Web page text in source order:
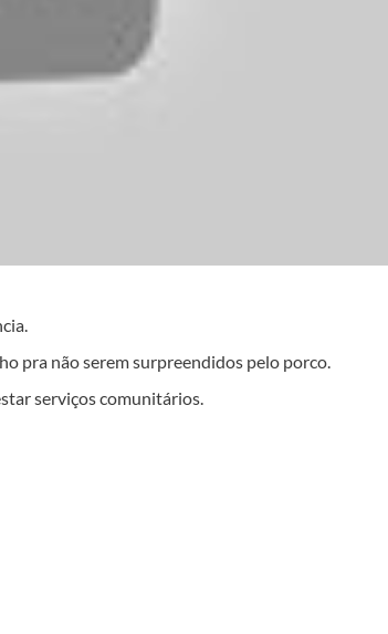
pra não serem surpreendidos pelo porco.
serviços comunitários.